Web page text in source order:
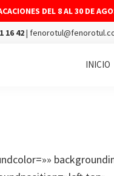
DEL 8 AL 30 DE
16 42|
INICIO